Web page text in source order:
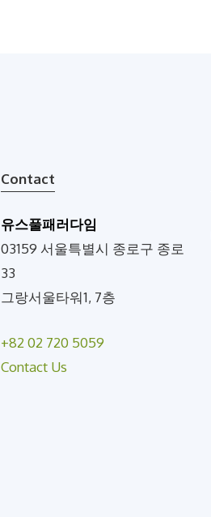
Contact
유스풀패러다임
03159 서울특별시 종로구 종로
33
그랑서울타워1, 7층
+82 02 720 5059
Contact Us